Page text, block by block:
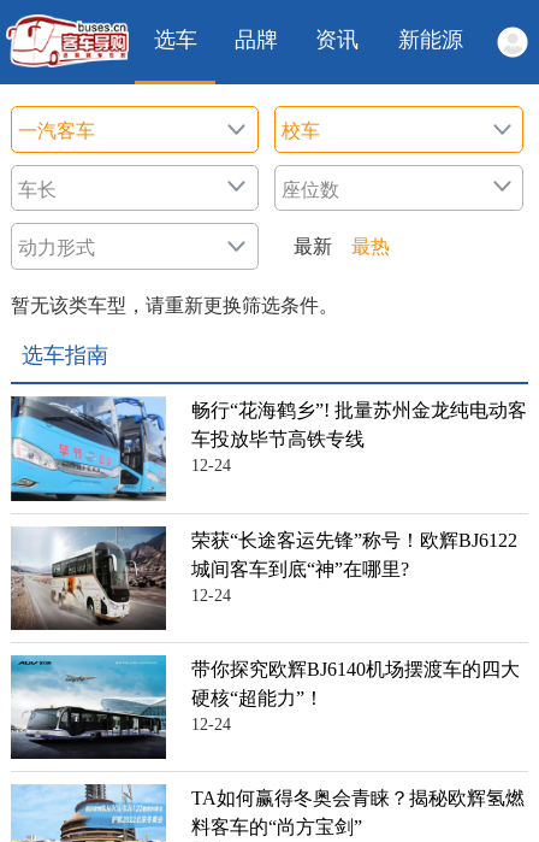
选车 品牌 资讯 新能源
最新 最热
暂无该类车型，请重新更换筛选条件。
选车指南
畅行“花海鹤乡”! 批量苏州金龙纯电动客
车投放毕节高铁专线
12-24
荣获“长途客运先锋”称号！欧辉BJ6122
城间客车到底“神”在哪里?
12-24
带你探究欧辉BJ6140机场摆渡车的四大
硬核“超能力”！
12-24
TA如何赢得冬奥会青睐？揭秘欧辉氢燃
料客车的“尚方宝剑”